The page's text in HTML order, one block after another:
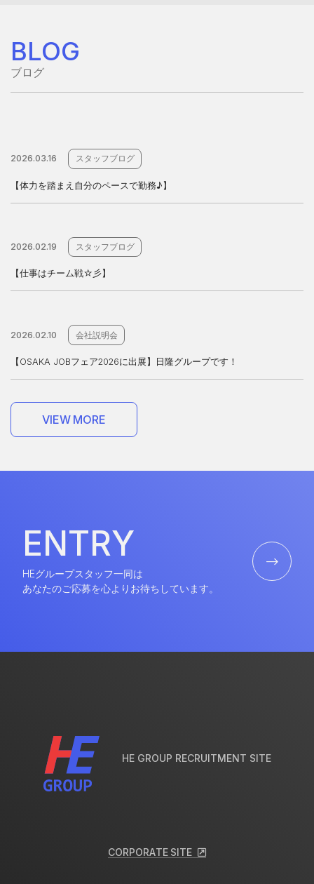
ブログ
BLOG
【体力を踏まえ自分のペースで勤務♪】
2026.03.16 スタッフブログ
【仕事はチーム戦☆彡】
2026.02.19 スタッフブログ
【OSAKA JOBフェア2026に出展】日隆グループです！
2026.02.10 会社説明会
VIEW MORE
ENTRY
ENTRY
HEグループスタッフ一同は
あなたのご応募を心よりお待ちしています。
HE GROUP RECRUITMENT SITE
CORPORATE SITE
CORPORATESITE